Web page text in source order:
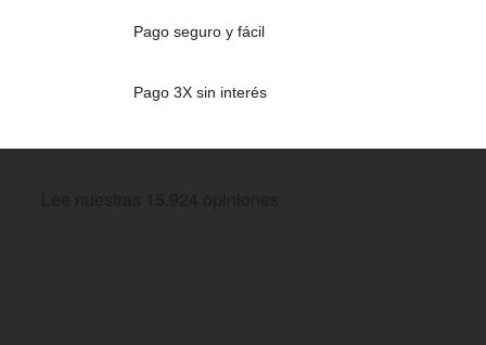
Pago seguro y fácil
Pago 3X sin interés